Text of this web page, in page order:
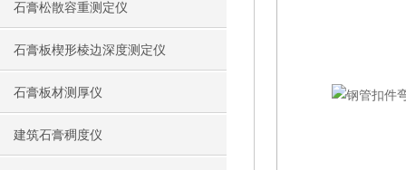
石膏松散容重测定仪
石膏板楔形棱边深度测定仪
石膏板材测厚仪
建筑石膏稠度仪